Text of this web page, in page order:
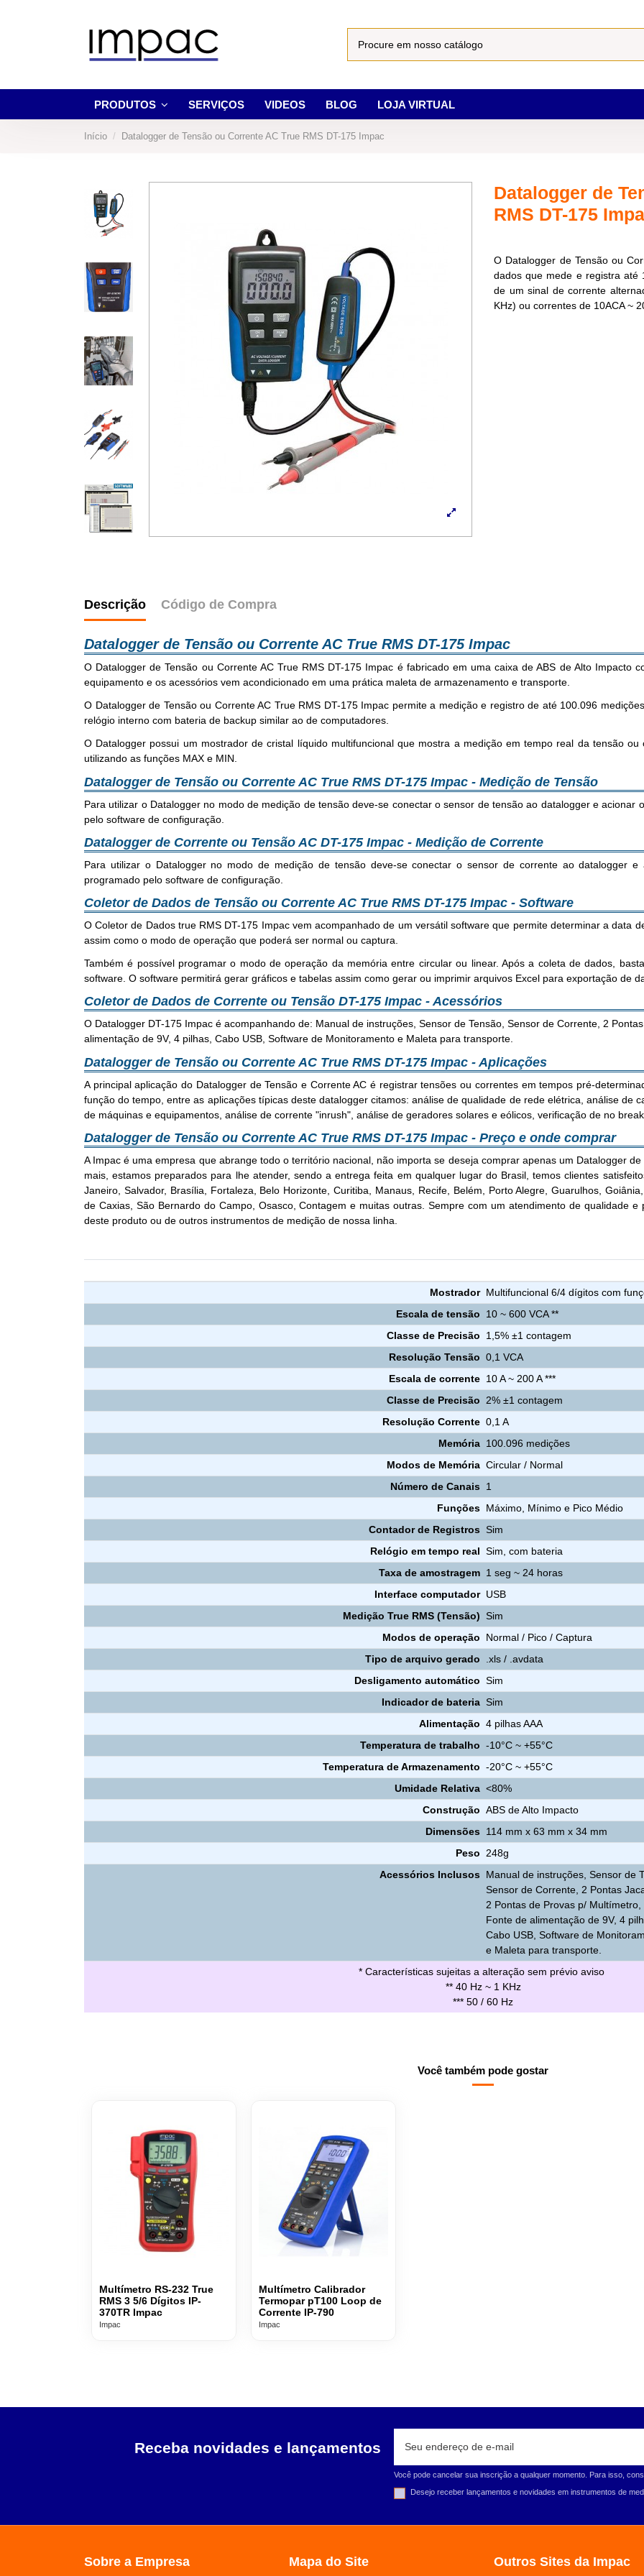
PRODUTOS SERVIÇOS VIDEOS BLOG LOJA VIRTUAL
Início Datalogger de Tensão ou Corrente AC True RMS DT-175 Impac
Datalogger de
RMS DT-175
O Datalogger de Tensão ou
dados que mede e registra até
de um sinal de corrente
KHz) ou correntes de 10ACA ~
Descrição Código de Compra
Datalogger de Tensão ou Corrente AC True RMS DT-175 Impac
O Datalogger de Tensão ou Corrente AC True RMS DT-175 Impac é fabricado em uma caixa de ABS de Alto Impacto
equipamento e os acessórios vem acondicionado em uma prática maleta de armazenamento e transporte.
O Datalogger de Tensão ou Corrente AC True RMS DT-175 Impac permite a medição e registro de até 100.096
relógio interno com bateria de backup similar ao de computadores.
O Datalogger possui um mostrador de cristal líquido multifuncional que mostra a medição em tempo real da tensão
utilizando as funções MAX e MIN.
Datalogger de Tensão ou Corrente AC True RMS DT-175 Impac - Medição de Tensão
Para utilizar o Datalogger no modo de medição de tensão deve-se conectar o sensor de tensão ao datalogger e
pelo software de configuração.
Datalogger de Corrente ou Tensão AC DT-175 Impac - Medição de Corrente
Para utilizar o Datalogger no modo de medição de tensão deve-se conectar o sensor de corrente ao datalogger
programado pelo software de configuração.
Coletor de Dados de Tensão ou Corrente AC True RMS DT-175 Impac - Software
O Coletor de Dados true RMS DT-175 Impac vem acompanhado de um versátil software que permite determinar a data
assim como o modo de operação que poderá ser normal ou captura.
Também é possível programar o modo de operação da memória entre circular ou linear. Após a coleta de dados,
software. O software permitirá gerar gráficos e tabelas assim como gerar ou imprimir arquivos Excel para exportação de
Coletor de Dados de Corrente ou Tensão DT-175 Impac - Acessórios
O Datalogger DT-175 Impac é acompanhando de: Manual de instruções, Sensor de Tensão, Sensor de Corrente, 2
alimentação de 9V, 4 pilhas, Cabo USB, Software de Monitoramento e Maleta para transporte.
Datalogger de Tensão ou Corrente AC True RMS DT-175 Impac - Aplicações
A principal aplicação do Datalogger de Tensão e Corrente AC é registrar tensões ou correntes em tempos pré-
função do tempo, entre as aplicações típicas deste datalogger citamos: análise de qualidade de rede elétrica, análise de
de máquinas e equipamentos, análise de corrente "inrush", análise de geradores solares e eólicos, verificação de no
Datalogger de Tensão ou Corrente AC True RMS DT-175 Impac - Preço e onde comprar
A Impac é uma empresa que abrange todo o território nacional, não importa se deseja comprar apenas um Datalogger
mais, estamos preparados para lhe atender, sendo a entrega feita em qualquer lugar do Brasil, temos clientes
Janeiro, Salvador, Brasília, Fortaleza, Belo Horizonte, Curitiba, Manaus, Recife, Belém, Porto Alegre, Guarulhos,
de Caxias, São Bernardo do Campo, Osasco, Contagem e muitas outras. Sempre com um atendimento de qualidade
deste produto ou de outros instrumentos de medição de nossa linha.
Mostrador Multifuncional 6/4 dígitos com
Escala de tensão
10 ~ 600 VCA **
Classe de Precisão
1,5% ±1 contagem
Resolução Tensão 0,1 VCA
Escala de corrente 10 A ~ 200 A ***
Classe de Precisão
2% ±1 contagem
Resolução Corrente 0,1 A
Memória 100.096 medições
Modos de Memória Circular / Normal
Número de Canais 1
Funções Máximo, Mínimo e Pico Médio
Contador de Registros Sim
Relógio em tempo real Sim, com bateria
Taxa de amostragem 1 seg ~ 24 horas
Interface computador USB
Medição True RMS (Tensão) Sim
Modos de operação
Normal / Pico / Captura
Tipo de arquivo gerado
.xls / .avdata
Desligamento automático Sim
Indicador de bateria Sim
Alimentação 4 pilhas AAA
Temperatura de trabalho -10°C ~ +55°C
Temperatura de Armazenamento -20°C ~ +55°C
Umidade Relativa <80%
Construção ABS de Alto Impacto
Dimensões 114 mm x 63 mm x 34 mm
Peso
248g
Acessórios Inclusos Manual de instruções, Sensor de
Sensor de Corrente, 2 Pontas
2 Pontas de Provas p/ Multímetro,
Fonte de alimentação de 9V, 4
Cabo USB, Software de
e Maleta para transporte.
* Características sujeitas a alteração sem prévio aviso
** 40 Hz ~ 1 KHz
*** 50 / 60 Hz
Você também pode gostar
Multímetro RS-232 True
RMS 3 5/6 Dígitos IP-
370TR Impac
Impac
Multímetro Calibrador
Termopar pT100 Loop de
Corrente IP-790
Impac
Receba novidades e lançamentos
Você pode cancelar sua inscrição a qualquer momento. Para isso,
Desejo receber lançamentos e novidades em instrumentos de
Sobre a Empresa Mapa do Site Outros Sites da Impac